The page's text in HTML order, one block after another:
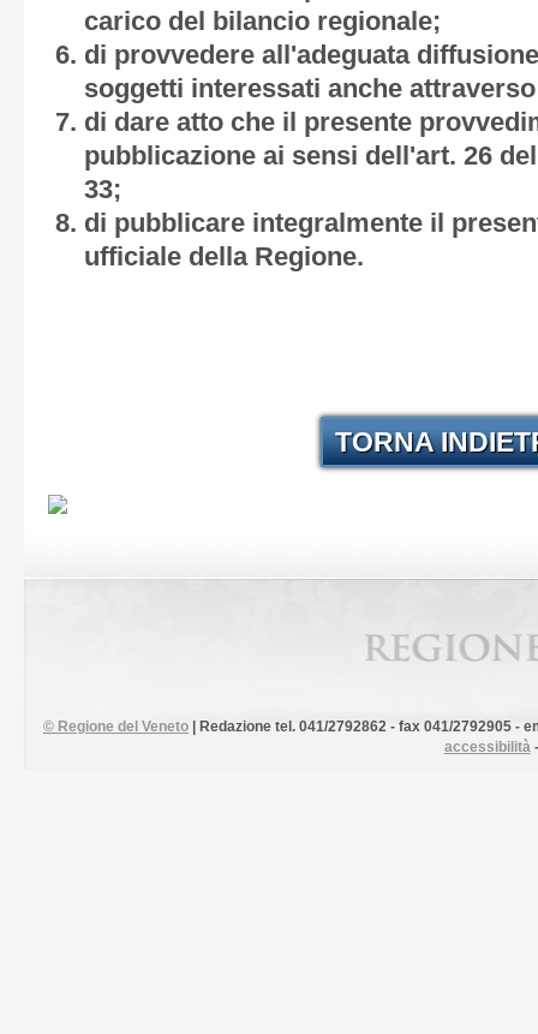
carico del bilancio regionale;
di provvedere all'adeguata
soggetti interessati anche
di dare atto che il presente
pubblicazione ai sensi dell'art. 26
33;
di pubblicare integralmente il
ufficiale della Regione.
TORNA
© Regione del Veneto
| Redazione tel. 041/2792862 - fax 041/2792905 -
accessibilità